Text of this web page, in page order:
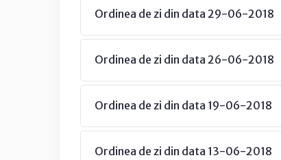
Ordinea de zi din data 29-06-2018
Ordinea de zi din data 26-06-2018
Ordinea de zi din data 19-06-2018
Ordinea de zi din data 13-06-2018